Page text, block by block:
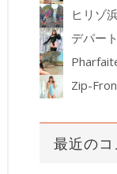
ヒリゾ
デパー
Zip-
最近のコ